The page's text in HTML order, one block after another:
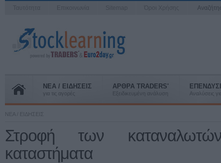
ΝΕΑ / ΕΙΔΗΣΕΙΣ
για τις αγορές
ΑΡΘΡΑ TRADERS'
Εξειδικευμένη ανάλυση Αναλύσεις
ΝΕΑ / ΕΙΔΗΣΕΙΣ
Στροφή των
καταστήματα